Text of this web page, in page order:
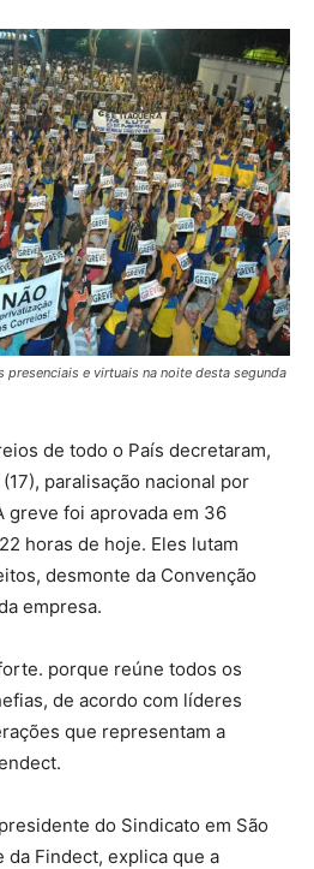
e virtuais na noite desta segunda
de todo o País decretaram,
paralisação nacional por
greve foi aprovada em 36
horas de hoje. Eles lutam
desmonte da Convenção
empresa.
porque reúne todos os
de acordo com líderes
que representam a
do Sindicato em São
Findect, explica que a